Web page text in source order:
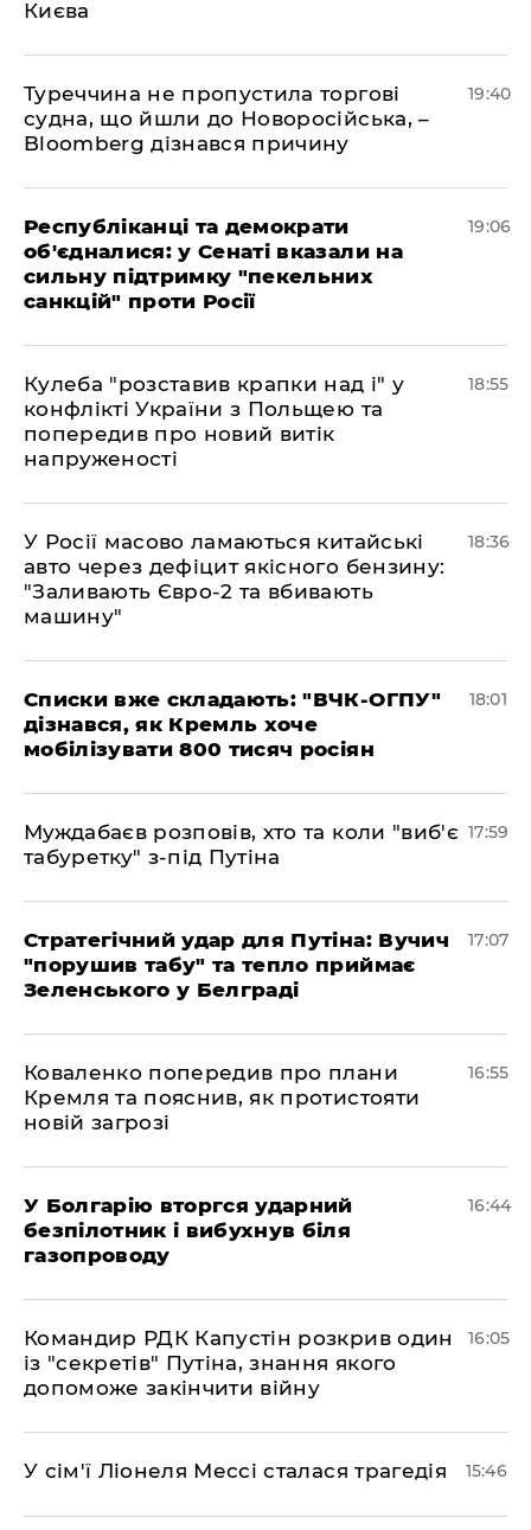
Києва
Туреччина не пропустила торгові
судна, що йшли до Новоросійська, –
Bloomberg дізнався причину
19:40
Республіканці та демократи
об'єдналися: у Сенаті вказали на
сильну підтримку "пекельних
санкцій" проти Росії
19:06
Кулеба "розставив крапки над і" у
конфлікті України з Польщею та
попередив про новий витік
напруженості
18:55
У Росії масово ламаються китайські
авто через дефіцит якісного бензину:
"Заливають Євро-2 та вбивають
машину"
18:36
Списки вже складають: "ВЧК-ОГПУ"
дізнався, як Кремль хоче
мобілізувати 800 тисяч росіян
18:01
Муждабаєв розповів, хто та коли "виб'є
табуретку" з-під Путіна
17:59
Стратегічний удар для Путіна: Вучич
"порушив табу" та тепло приймає
Зеленського у Белграді
17:07
Коваленко попередив про плани
Кремля та пояснив, як протистояти
новій загрозі
16:55
У Болгарію вторгся ударний
безпілотник і вибухнув біля
газопроводу
16:44
Командир РДК Капустін розкрив один
із "секретів" Путіна, знання якого
допоможе закінчити війну
16:05
У сім'ї Ліонеля Мессі сталася трагедія 15:46